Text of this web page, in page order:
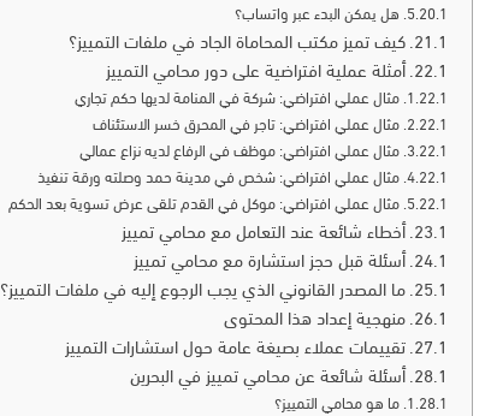
هل يمكن البدء عبر واتساب؟
كيف تميز مكتب المحاماة الجاد في ملفات التمييز؟
أمثلة عملية افتراضية على دور محامي التمييز
مثال عملي افتراضي: شركة في المنامة لديها حكم تجاري
مثال عملي افتراضي: تاجر في المحرق خسر الاستئناف
مثال عملي افتراضي: موظف في الرفاع لديه نزاع عمالي
مثال عملي افتراضي: شخص في مدينة حمد وصلته ورقة تنفيذ
مثال عملي افتراضي: موكل في القدم تلقى عرض تسوية بعد الحكم
أخطاء شائعة عند التعامل مع محامي تمييز
أسئلة قبل حجز استشارة مع محامي تمييز
ما المصدر القانوني الذي يجب الرجوع إليه في ملفات التمييز؟
منهجية إعداد هذا المحتوى
تقييمات عملاء بصيغة عامة حول استشارات التمييز
أسئلة شائعة عن محامي تمييز في البحرين
ما هو محامي التمييز؟